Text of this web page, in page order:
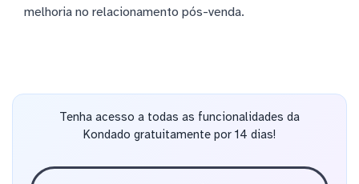
melhoria no relacionamento pós-venda.
Tenha acesso a todas as funcionalidades da
Kondado gratuitamente por 14 dias!